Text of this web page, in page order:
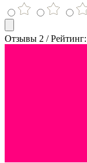
Отзывы 2 /